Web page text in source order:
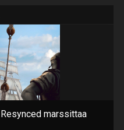
marssittaa